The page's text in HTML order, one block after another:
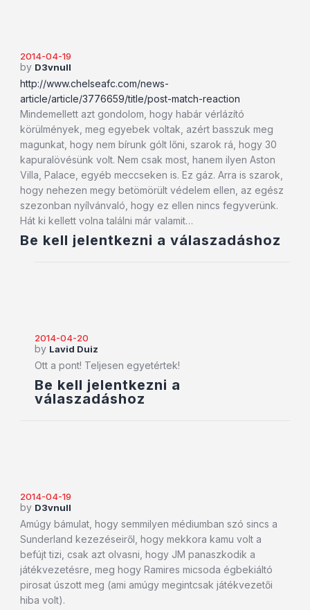
2014-04-19
by D3vnull
http://www.chelseafc.com/news-
article/article/3776659/title/post-match-reaction
Mindemellett azt gondolom, hogy habár vérlázító
körülmények, meg egyebek voltak, azért basszuk meg
magunkat, hogy nem bírunk gólt lőni, szarok rá, hogy 30
kapuralövésünk volt. Nem csak most, hanem ilyen Aston
Villa, Palace, egyéb meccseken is. Ez gáz. Arra is szarok,
hogy nehezen megy betömörült védelem ellen, az egész
szezonban nyílvánvaló, hogy ez ellen nincs fegyverünk.
Hát ki kellett volna találni már valamit…
Be kell jelentkezni a válaszadáshoz
2014-04-20
by Lavid Duiz
Ott a pont! Teljesen egyetértek!
Be kell jelentkezni a
válaszadáshoz
2014-04-19
by D3vnull
Amúgy bámulat, hogy semmilyen médiumban szó sincs a
Sunderland kezezéseiről, hogy mekkora kamu volt a
befújt tizi, csak azt olvasni, hogy JM panaszkodik a
játékvezetésre, meg hogy Ramires micsoda égbekiáltó
pirosat úszott meg (ami amúgy megintcsak játékvezetői
hiba volt).